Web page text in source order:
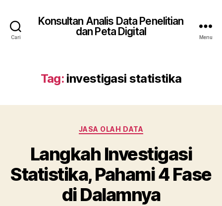
Cari
Konsultan Analis Data Penelitian
dan Peta Digital
Menu
Tag: investigasi statistika
Kategori
JASA OLAH DATA
Langkah Investigasi
Statistika, Pahami 4 Fase
di Dalamnya